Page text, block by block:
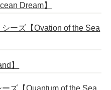
Dream】
ーズ【Ovation of the Sea
】
ズ【Quantum of the Sea